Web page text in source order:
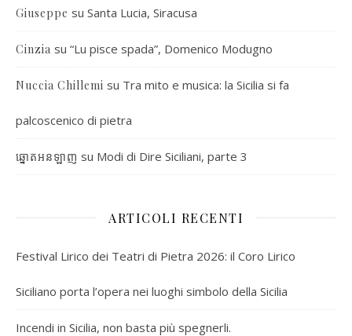
Giuseppe su Santa Lucia, Siracusa
Cinzia su “Lu pisce spada”, Domenico Modugno
Nuccia Chillemi su Tra mito e musica: la Sicilia si fa
palcoscenico di pietra
ឆ្នោតអនឡាញ su Modi di Dire Siciliani, parte 3
ARTICOLI RECENTI
Festival Lirico dei Teatri di Pietra 2026: il Coro Lirico
Siciliano porta l’opera nei luoghi simbolo della Sicilia
Incendi in Sicilia, non basta più spegnerli.